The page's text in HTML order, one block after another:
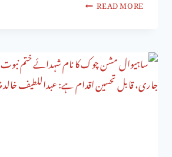
READ MORE